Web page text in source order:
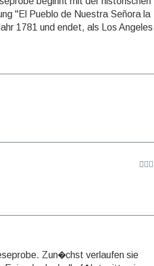
"El Pueblo de Nuestra Señora la
1781 und endet, als Los Angeles
Zun�chst verlaufen sie